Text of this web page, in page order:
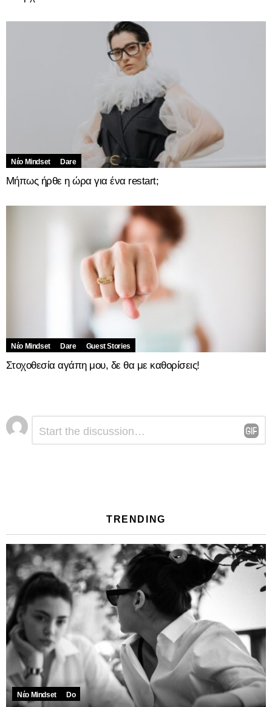
Νέο Mindset Dare
Μήπως ήρθε η ώρα για ένα restart;
Νέο Mindset Dare Guest Stories
Στοχοθεσία αγάπη μου, δε θα με καθορίσεις!
Αφήστε
μια
απάντηση
TRENDING
Νέο Mindset Do